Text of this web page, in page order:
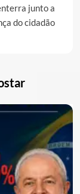
junto a
do cidadão